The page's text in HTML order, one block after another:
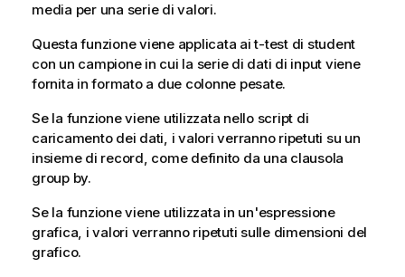
media per una serie di valori.
Questa funzione viene applicata ai t-test di student
con un campione in cui la serie di dati di input viene
fornita in formato a due colonne pesate.
Se la funzione viene utilizzata nello script di
caricamento dei dati, i valori verranno ripetuti su un
insieme di record, come definito da una clausola
group by.
Se la funzione viene utilizzata in un'espressione
grafica, i valori verranno ripetuti sulle dimensioni del
grafico.